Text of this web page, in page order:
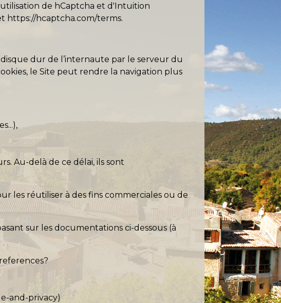
de hCaptcha et d'Intuition
https://hcaptcha.com/terms.
dur de l’internaute par le serveur du
le Site peut rendre la navigation plus
Au-delà de ce délai, ils sont
les réutiliser à des fins commerciales ou de
sur les documentations ci-dessous (à
and-privacy)